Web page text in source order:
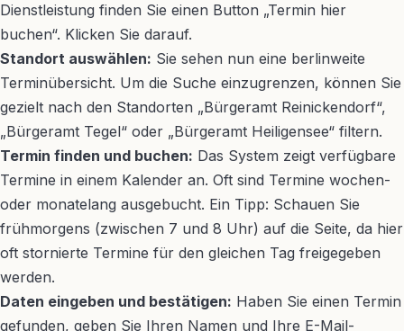
Dienstleistung finden Sie einen Button „Termin hier
buchen“. Klicken Sie darauf.
Standort auswählen: Sie sehen nun eine berlinweite
Terminübersicht. Um die Suche einzugrenzen, können Sie
gezielt nach den Standorten „Bürgeramt Reinickendorf“,
„Bürgeramt Tegel“ oder „Bürgeramt Heiligensee“ filtern.
Termin finden und buchen: Das System zeigt verfügbare
Termine in einem Kalender an. Oft sind Termine wochen-
oder monatelang ausgebucht. Ein Tipp: Schauen Sie
frühmorgens (zwischen 7 und 8 Uhr) auf die Seite, da hier
oft stornierte Termine für den gleichen Tag freigegeben
werden.
Daten eingeben und bestätigen: Haben Sie einen Termin
gefunden, geben Sie Ihren Namen und Ihre E-Mail-